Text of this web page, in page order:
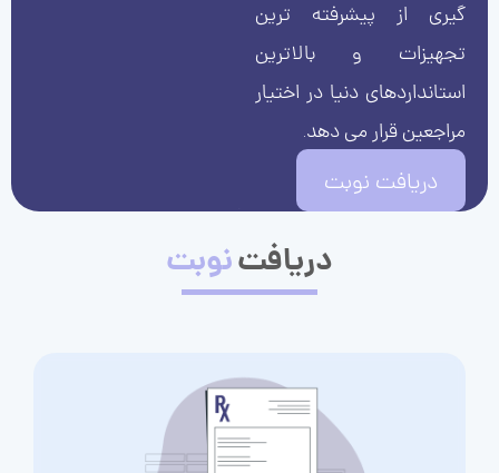
گیری از پیشرفته ترین
تجهیزات و بالاترین
استانداردهای دنیا در اختیار
مراجعین قرار می دهد.
دریافت نوبت
دریافتنوبت